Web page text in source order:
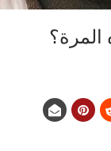
المرة؟